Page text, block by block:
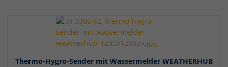
Thermo-Hygro-Sender mit Wassermelder WEATHERHUB